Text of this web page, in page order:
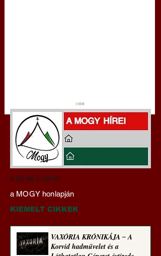
A háború kisiklott, a
diplomáciának nem
maradt tere (Alastair
Crooke jegyzete)
a Szilaj Csikón
a MOGY honlapján
KIEMELT CIKKEK
VAXÓRIA KRÓNIKÁJA ‒ A
Korvid hadművelet és a